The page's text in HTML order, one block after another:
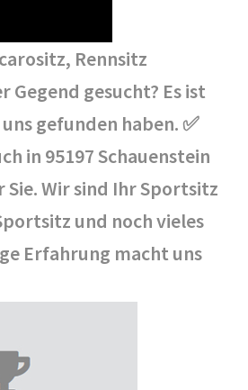
Rennsitz
Gegend gesucht? Es ist
uns gefunden haben. ✅
in 95197 Schauenstein
Wir sind Ihr Sportsitz
und noch vieles
Erfahrung macht uns